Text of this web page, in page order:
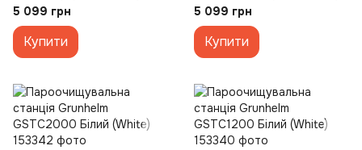
Білий (White)
5 099 грн
Купити
Білий (White)
5 099 грн
Купити